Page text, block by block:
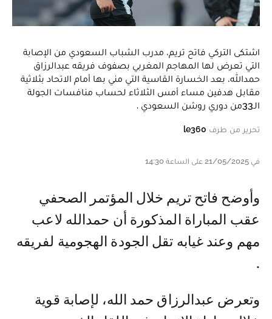
اشتكى التركي فاتح تريم، مدرب الشباب السعودي من الإصابة
التي تعرض لها المهاجم المغربي بصفوف فريقه عبدالرزاق
حمدالله، بعد الخسارة القاسية التي مني بها أمام الاتحاد بثلاثية
مقابل هدفين مساء أمس الثلاثاء لحساب منافسات الجولة
الـ33من دوري روشن السعودي .
تحرير من طرف le360
في 21/05/2025 على الساعة 14:30
وأوضح فاتح تريم خلال المؤتمر الصحفي
عقب المباراة المذكورة أن حمدالله لاعب
مهم وعند غيابه تقل الجودة الهجومية لفريقه
.
وتعرض عبدالرزاق حمد الله، لإصابة قوية